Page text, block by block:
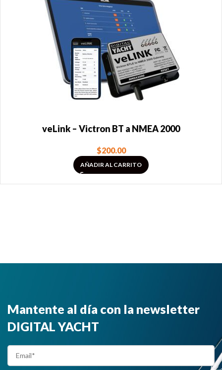
veLink – Victron BT a NMEA 2000
$200.00
AÑADIR AL CARRITO
Mantente al día con la newsletter
DIGITAL YACHT